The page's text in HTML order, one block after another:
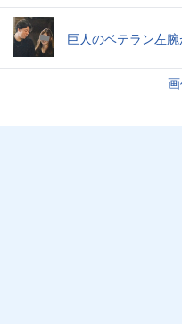
巨人のベテラン左